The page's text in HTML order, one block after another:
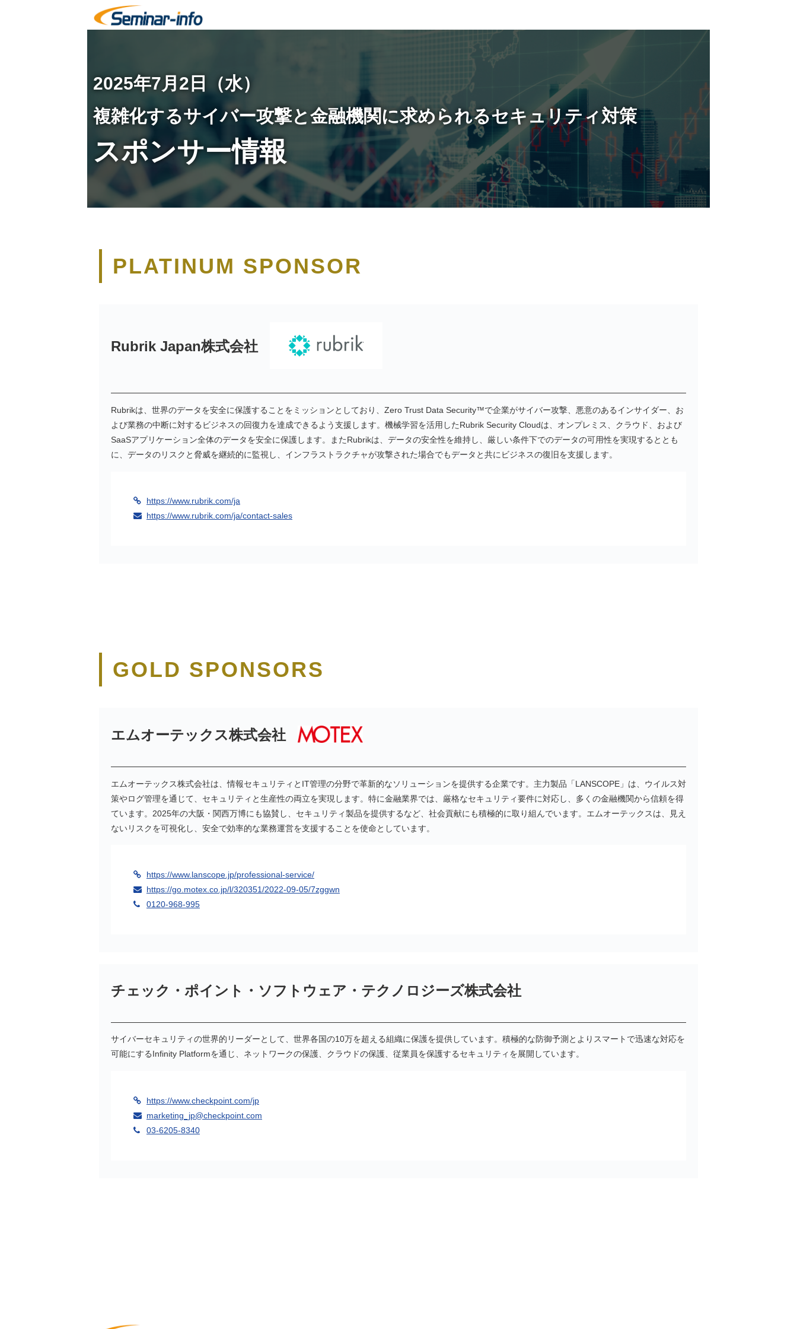
2025年7月2日（水）
複雑化するサイバー攻撃と金融機関に求められるセキュリティ対策
スポンサー情報
PLATINUM SPONSOR
Rubrik Japan株式会社
Rubrikは、世界のデータを安全に保護することをミッションとしており、Zero Trust Data Security™で企業がサイバー攻撃、悪意のあるインサイダー、お
よび業務の中断に対するビジネスの回復力を達成できるよう支援します。機械学習を活用したRubrik Security Cloudは、オンプレミス、クラウド、および
SaaSアプリケーション全体のデータを安全に保護します。またRubrikは、データの安全性を維持し、厳しい条件下でのデータの可用性を実現するととも
に、データのリスクと脅威を継続的に監視し、インフラストラクチャが攻撃された場合でもデータと共にビジネスの復旧を支援します。
https://www.rubrik.com/ja
https://www.rubrik.com/ja/contact-sales
GOLD SPONSORS
エムオーテックス株式会社
エムオーテックス株式会社は、情報セキュリティとIT管理の分野で革新的なソリューションを提供する企業です。主力製品「LANSCOPE」は、ウイルス対
策やログ管理を通じて、セキュリティと生産性の両立を実現します。特に金融業界では、厳格なセキュリティ要件に対応し、多くの金融機関から信頼を得
ています。2025年の大阪・関西万博にも協賛し、セキュリティ製品を提供するなど、社会貢献にも積極的に取り組んでいます。エムオーテックスは、見え
ないリスクを可視化し、安全で効率的な業務運営を支援することを使命としています。
https://www.lanscope.jp/professional-service/
https://go.motex.co.jp/l/320351/2022-09-05/7zggwn
0120-968-995
チェック・ポイント・ソフトウェア・テクノロジーズ株式会社
サイバーセキュリティの世界的リーダーとして、世界各国の10万を超える組織に保護を提供しています。積極的な防御予測とよりスマートで迅速な対応を
可能にするInfinity Platformを通じ、ネットワークの保護、クラウドの保護、従業員を保護するセキュリティを展開しています。
https://www.checkpoint.com/jp
marketing_jp@checkpoint.com
03-6205-8340